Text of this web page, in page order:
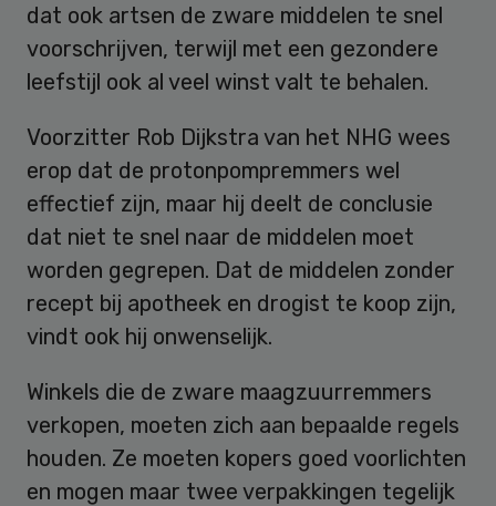
dat ook artsen de zware middelen te snel
voorschrijven, terwijl met een gezondere
leefstijl ook al veel winst valt te behalen.
Voorzitter Rob Dijkstra van het NHG wees
erop dat de protonpompremmers wel
effectief zijn, maar hij deelt de conclusie
dat niet te snel naar de middelen moet
worden gegrepen. Dat de middelen zonder
recept bij apotheek en drogist te koop zijn,
vindt ook hij onwenselijk.
Winkels die de zware maagzuurremmers
verkopen, moeten zich aan bepaalde regels
houden. Ze moeten kopers goed voorlichten
en mogen maar twee verpakkingen tegelijk